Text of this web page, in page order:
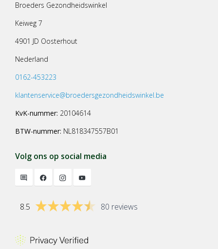
Broeders Gezondheidswinkel
Keiweg 7
4901 JD Oosterhout
Nederland
0162-453223
klantenservice@broedersgezondheidswinkel.be
KvK-nummer: 20104614
BTW-nummer: NL818347557B01
Volg ons op social media
8.5 80 reviews